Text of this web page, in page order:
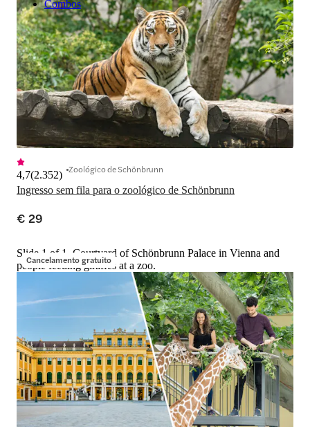
Combos
Ingresso sem fila para o zoológico de Schönbrunn
4,7(2.352) Zoológico de Schönbrunn
€ 29
Cancelamento gratuito
Slide 1 of 1, Courtyard of Schönbrunn Palace in Vienna and
people feeding giraffes at a zoo.